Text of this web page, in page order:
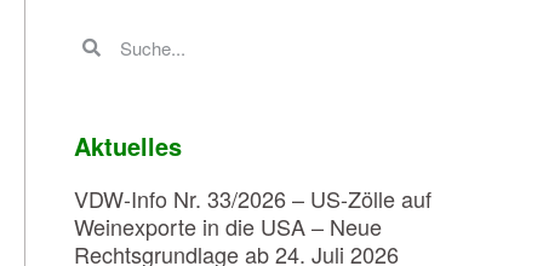
Aktuelles
VDW-Info Nr. 33/2026 – US-Zölle auf
Weinexporte in die USA – Neue
Rechtsgrundlage ab 24. Juli 2026